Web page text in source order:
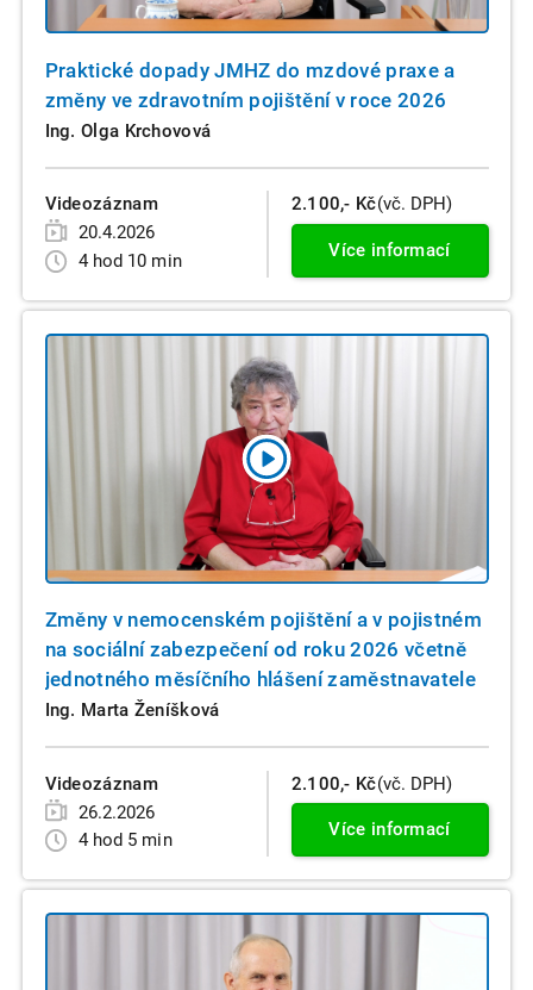
Praktické dopady JMHZ do mzdové praxe a
změny ve zdravotním pojištění v roce 2026
Ing. Olga Krchovová
Videozáznam
20.4.2026
4 hod 10 min
2.100,- Kč(vč. DPH)
Více informací
Změny v nemocenském pojištění a v pojistném
na sociální zabezpečení od roku 2026 včetně
jednotného měsíčního hlášení zaměstnavatele
Ing. Marta Ženíšková
Videozáznam
26.2.2026
4 hod 5 min
2.100,- Kč(vč. DPH)
Více informací